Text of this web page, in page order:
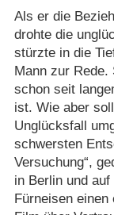
Als er die
drohte die
stürzte in die
Mann zur
schon seit
ist. Wie aber
Unglücksfall
schwersten
Versuchung“,
in Berlin und
Fürneisen